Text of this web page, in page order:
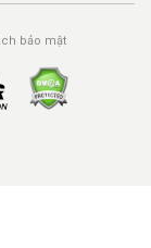
bảo mật